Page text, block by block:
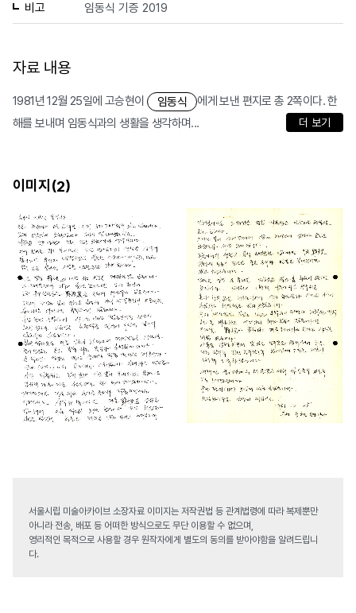
비고 임동식 기증 2019
자료 내용
1981년 12월 25일에 고승현이 임동식
에게 보낸 편지로 총 2쪽이다. 한
해를 보내며 임동식과의 생활을 생각하며...
더 보기
이미지(2)
서울시립 미술아카이브 소장자료 이미지는 저작권법 등 관계법령에 따라 복제뿐만
아니라 전송, 배포 등 어떠한 방식으로도 무단 이용할 수 없으며,
영리적인 목적으로 사용할 경우 원작자에게 별도의 동의를 받아야함을 알려드립니
다.